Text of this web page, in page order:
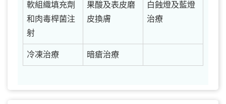
軟組織填充劑
和肉毒桿菌注
射
果酸及表皮磨
皮換膚
白蝕燈及藍燈
治療
冷凍治療 暗瘡治療